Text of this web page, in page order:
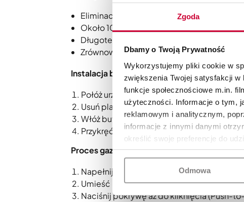
Zgoda
Dbamy o Twoją Prywatność
Wykorzystujemy pliki cookie w
zwiększenia Twojej satysfakcji
funkcje społecznościowe m.in.
użyteczności. Informacje o tym,
reklamowym i analitycznym,
informacje z innymi danymi
określić swoje preferencje do
Odmowa
Eliminacja plastikowych odpadów - jedna
Około 100 plastikowych butelek mniej w
Długoterminowa inwestycja w zdrowie i
Zrównoważone rozwiązanie dla
Instalacja butli CO2:
Połóż urządzenie na boku, używając
Usuń plastikową osłonę i zatyczkę z nowej
Włóż butlę CO2 do spodu Carbonatora
Przykręć butlę ruchem zgodnym z ruchem
Proces gazowania:
Napełnij butelkę do linii napełniania
Umieść butelkę w podstawie urządzenia
Naciśnij pokrywę aż do kliknięcia (Push-